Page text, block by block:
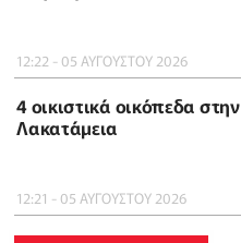
12:22 - 05 ΑΥΓΟΥΣΤΟΥ 2026
4 οικιστικά οικόπεδα στην
Λακατάμεια
12:21 - 05 ΑΥΓΟΥΣΤΟΥ 2026